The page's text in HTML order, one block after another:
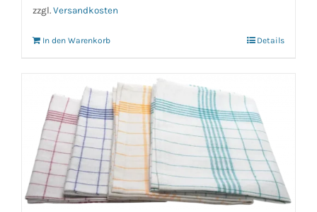
zzgl. Versandkosten
In den Warenkorb Details